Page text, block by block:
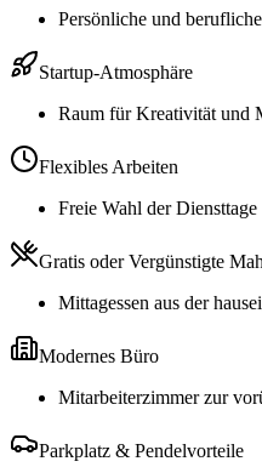
Persönliche und
Startup-Atmosphäre
Raum für Kreativität und
Flexibles Arbeiten
Freie Wahl der Diensttage
Gratis oder Vergünstigte
Mittagessen aus der
Modernes Büro
Mitarbeiterzimmer zur
Parkplatz & Pendelvorteile